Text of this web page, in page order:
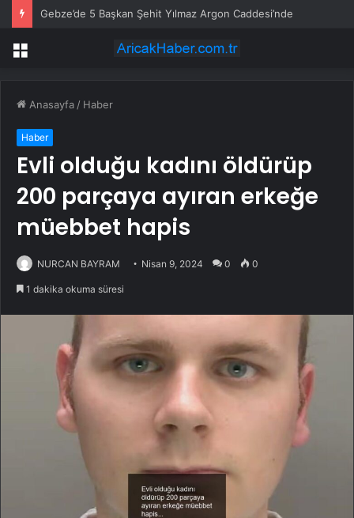
Gebze’de 5 Başkan Şehit Yılmaz Argon Caddesi’nde
Menü
Anasayfa / Haber
Haber
Evli olduğu kadını öldürüp
200 parçaya ayıran erkeğe
müebbet hapis
NURCAN BAYRAM Nisan 9, 2024 0 0
1 dakika okuma süresi